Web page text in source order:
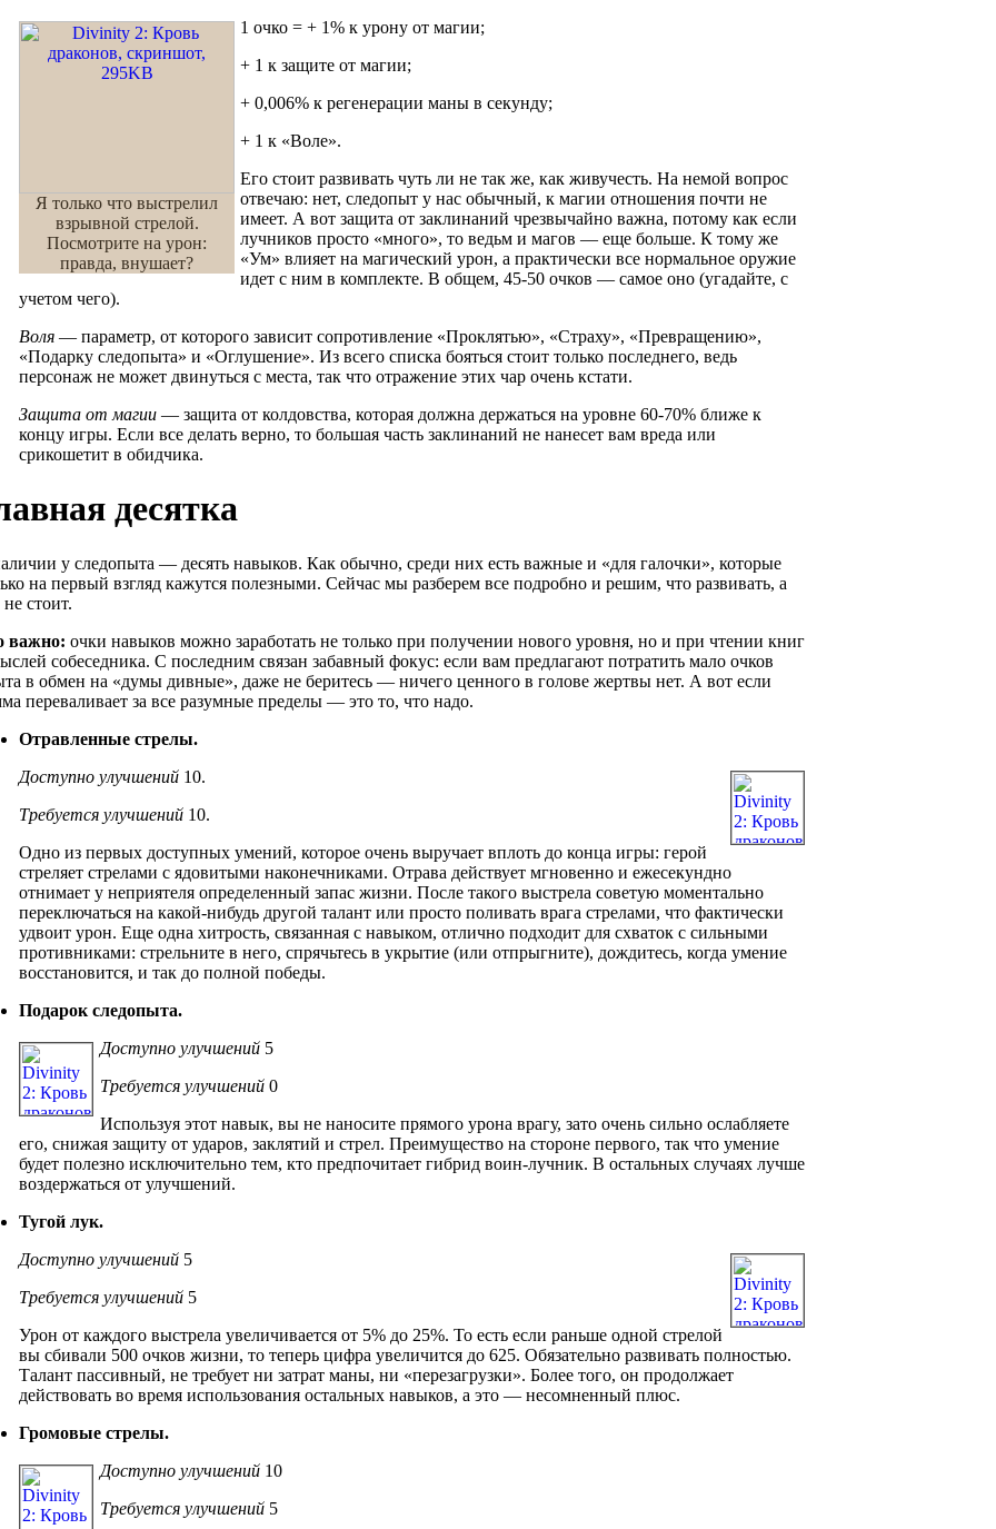
Я только что выстрелил
взрывной стрелой.
Посмотрите на урон:
правда, внушает?
1 очко = + 1% к урону от магии;
+ 1 к защите от магии;
+ 0,006% к регенерации маны в секунду;
+ 1 к «Воле».
Его стоит развивать чуть ли не так же, как живучесть. На немой вопрос
отвечаю: нет, следопыт у нас обычный, к магии отношения почти не
имеет. А вот защита от заклинаний чрезвычайно важна, потому как если
лучников просто «много», то ведьм и магов — еще больше. К тому же
«Ум» влияет на магический урон, а практически все нормальное оружие
идет с ним в комплекте. В общем, 45-50 очков — самое оно (угадайте, с
учетом чего).
Воля — параметр, от которого зависит сопротивление «Проклятью», «Страху», «Превращению»,
«Подарку следопыта» и «Оглушение». Из всего списка бояться стоит только последнего, ведь
персонаж не может двинуться с места, так что отражение этих чар очень кстати.
Защита от магии — защита от колдовства, которая должна держаться на уровне 60-70% ближе к
концу игры. Если все делать верно, то большая часть заклинаний не нанесет вам вреда или
срикошетит в обидчика.
десятка
у следопыта — десять навыков. Как обычно, среди них есть важные и «для галочки», которые
на первый взгляд кажутся полезными. Сейчас мы разберем все подробно и решим, что развивать, а
не стоит.
важно: очки навыков можно заработать не только при получении нового уровня, но и при чтении книг
собеседника. С последним связан забавный фокус: если вам предлагают потратить мало очков
в обмен на «думы дивные», даже не беритесь — ничего ценного в голове жертвы нет. А вот если
переваливает за все разумные пределы — это то, что надо.
Отравленные стрелы.
Доступно улучшений 10.
Требуется улучшений 10.
Одно из первых доступных умений, которое очень выручает вплоть до конца игры: герой
стреляет стрелами с ядовитыми наконечниками. Отрава действует мгновенно и ежесекундно
отнимает у неприятеля определенный запас жизни. После такого выстрела советую моментально
переключаться на какой-нибудь другой талант или просто поливать врага стрелами, что фактически
удвоит урон. Еще одна хитрость, связанная с навыком, отлично подходит для схваток с сильными
противниками: стрельните в него, спрячьтесь в укрытие (или отпрыгните), дождитесь, когда умение
восстановится, и так до полной победы.
Подарок следопыта.
Доступно улучшений 5
Требуется улучшений 0
Используя этот навык, вы не наносите прямого урона врагу, зато очень сильно ослабляете
его, снижая защиту от ударов, заклятий и стрел. Преимущество на стороне первого, так что умение
будет полезно исключительно тем, кто предпочитает гибрид воин-лучник. В остальных случаях лучше
воздержаться от улучшений.
Тугой лук.
Доступно улучшений 5
Требуется улучшений 5
Урон от каждого выстрела увеличивается от 5% до 25%. То есть если раньше одной стрелой
вы сбивали 500 очков жизни, то теперь цифра увеличится до 625. Обязательно развивать полностью.
Талант пассивный, не требует ни затрат маны, ни «перезагрузки». Более того, он продолжает
действовать во время использования остальных навыков, а это — несомненный плюс.
Громовые стрелы.
Доступно улучшений 10
Требуется улучшений 5